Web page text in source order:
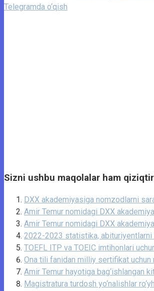
Telegramda o‘qish
Sizni ushbu maqolalar ham
DXX akademiyasiga nomzodlarni
Amir Temur nomidagi DXX
Amir Temur nomidagi DXX
2022-2023 statistika, abituriyentlarni
TOEFL ITP va TOEIC imtihonlari
Ona tili fanidan milliy sertifikat uchun
Amir Temur hayotiga bag‘ishlangan
Magistratura turdosh yo‘nalishlar